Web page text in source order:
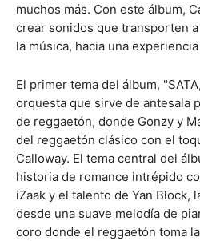
muchos más. Con este álbum,
crear sonidos que transporten
la música, hacia una
El primer tema del álbum,
orquesta que sirve de antesala
de reggaetón, donde Gonzy y
del reggaetón clásico con el
Calloway. El tema central del
historia de romance intrépido
iZaak y el talento de Yan Block,
desde una suave melodía de
coro donde el reggaetón toma